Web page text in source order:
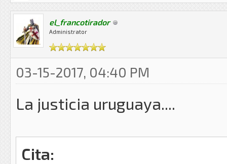
el_francotirador
Administrator
03-15-2017, 04:40 PM
La justicia uruguaya....
Cita: